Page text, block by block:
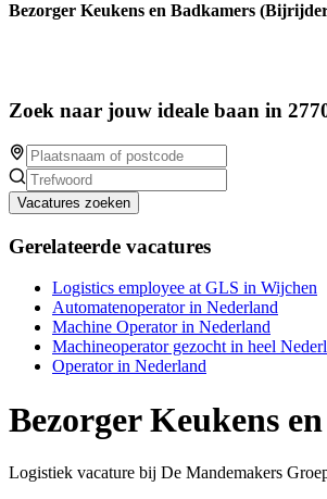
Bezorger Keukens en Badkamers
Zoek naar jouw ideale baan in
Vacatures zoeken
Gerelateerde vacatures
Logistics employee at GLS in Wijchen
Automatenoperator in Nederland
Machine Operator in Nederland
Machineoperator gezocht in heel
Operator in Nederland
Bezorger Keukens
Logistiek vacature bij De Mandemakers